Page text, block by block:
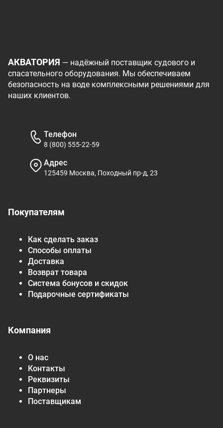
АКВАТОРИЯ — надёжный поставщик судового и
спасательного оборудования. Мы обеспечиваем
безопасность на воде комплексными решениями для
наших клиентов.
Покупателям
Как сделать заказ
Способы оплаты
Доставка
Возврат товара
Система бонусов и скидок
Подарочные сертификаты
Компания
О нас
Контакты
Реквизиты
Партнеры
Поставщикам
Телефон
8 (800) 555-22-59
Адрес
125459 Москва, Походный пр-д, 23